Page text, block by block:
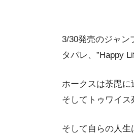
3/30発売のジャン
タバレ、”Happy
ホークスは荼毘に
そしてトゥワイス
そして自らの人生